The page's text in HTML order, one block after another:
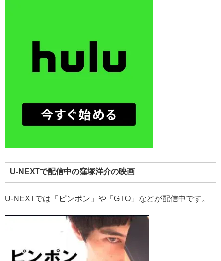
U-NEXTで配信中の窪塚洋介の映画
U-NEXTでは「ピンポン」や「GTO」などが配信中です。